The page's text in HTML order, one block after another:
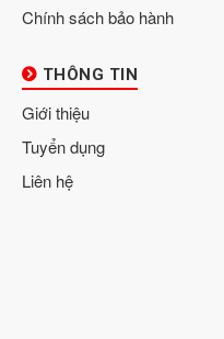
Chính sách bảo hành
THÔNG TIN
Giới thiệu
Tuyển dụng
Liên hệ